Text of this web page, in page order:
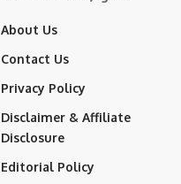
About Us
Contact Us
Privacy Policy
Disclaimer & Affiliate
Disclosure
Editorial Policy